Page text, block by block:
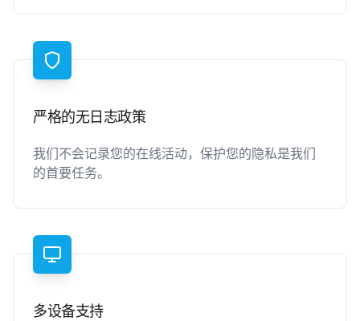
严格的无日志政策
我们不会记录您的在线活动，保护您的隐私是我们
的首要任务。
多设备支持